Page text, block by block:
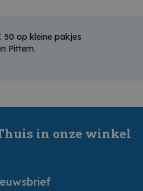
50 op kleine pakjes
Pittem.
in onze winkel